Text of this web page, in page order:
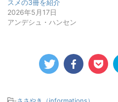
スメの3冊を紹介
2026年5月17日
アンデシュ・ハンセン